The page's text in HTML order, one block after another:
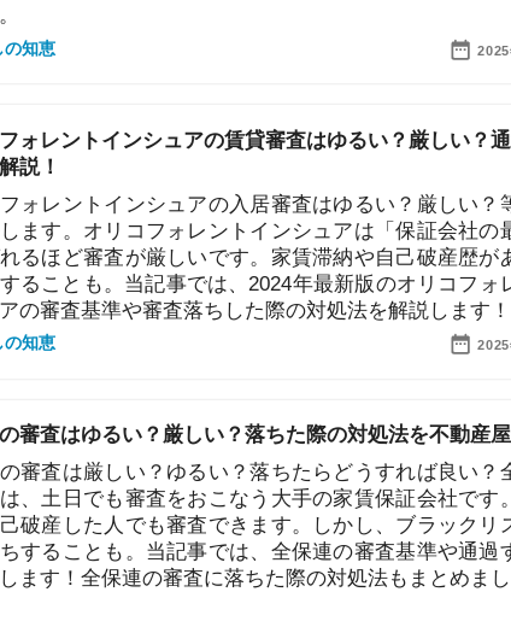
2025年06月20日
トインシュアの入居審査はゆるい？厳しい？等の疑問
オリコフォレントインシュアは「保証会社の最高峰」
審査が厳しいです。家賃滞納や自己破産歴があると審
も。当記事では、2024年最新版のオリコフォレントイ
基準や審査落ちした際の対処法を解説します！
2025年06月20日
ゆるい？厳しい？落ちた際の対処法を不動産屋が解説
とも。当記事では、全保連の審査基準や通過するコツ
全保連の審査に落ちた際の対処法もまとめました。
ナーズの審査は厳しい？甘い？落ちたときの対処法も